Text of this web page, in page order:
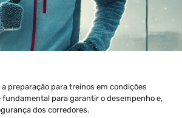
preparação para treinos em condições
para garantir o desempenho e,
dos corredores.